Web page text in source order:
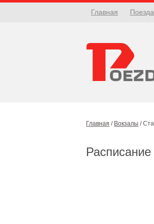
Главная Поезда
Главная / Вокзалы /